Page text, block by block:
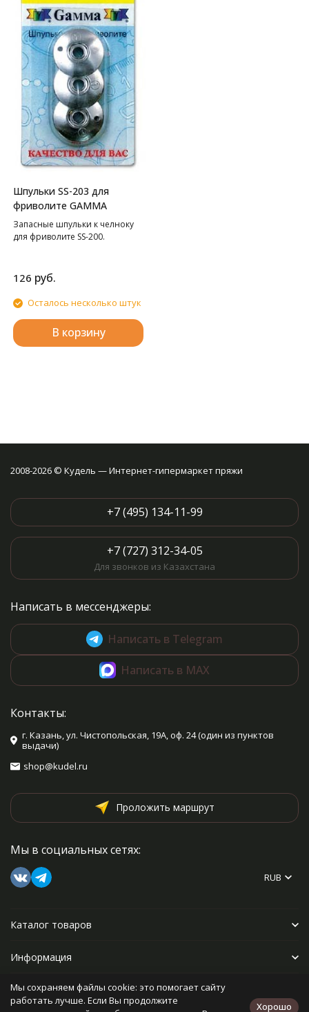
Шпульки SS-203 для
фриволите GAMMA
Запасные шпульки к челноку
для фриволите SS-200.
126 руб.
Осталось несколько штук
В корзину
2008-2026 © Кудель — Интернет-гипермаркет пряжи
+7 (495) 134-11-99
+7 (727) 312-34-05
Для звонков из Казахстана
Написать в мессенджеры:
Написать в Telegram
Написать в MAX
Контакты:
г. Казань, ул. Чистопольская, 19А, оф. 24 (один из пунктов
выдачи)
shop@kudel.ru
Проложить маршрут
Мы в социальных сетях:
RUB
Каталог товаров
Информация
Прочее
Мы сохраняем файлы cookie: это помогает сайту
работать лучше. Если Вы продолжите
Хорошо